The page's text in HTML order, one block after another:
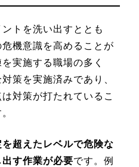
トを洗い出すととも
機意識を高めることが
実施する職場の多く
策を実施済みであり、
対策が打たれているこ
を超えたレベルで危険な
す作業が必要です。例